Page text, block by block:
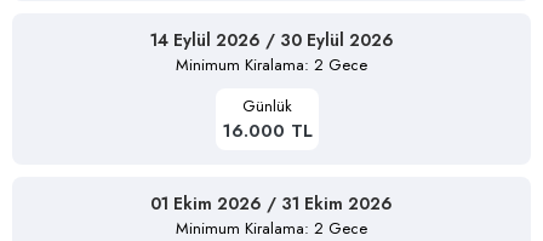
14 Eylül 2026 / 30 Eylül 2026
Minimum Kiralama: 2 Gece
Günlük
16.000 TL
01 Ekim 2026 / 31 Ekim 2026
Minimum Kiralama: 2 Gece